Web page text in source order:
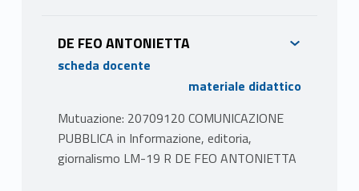
DE FEO ANTONIETTA
scheda docente
materiale didattico
Mutuazione: 20709120 COMUNICAZIONE
PUBBLICA in Informazione, editoria,
giornalismo LM-19 R DE FEO ANTONIETTA